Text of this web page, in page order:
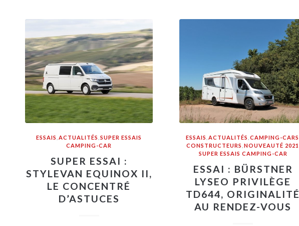
ESSAIS ,ACTUALITÉS ,SUPER ESSAIS
CAMPING-CAR
SUPER ESSAI :
STYLEVAN EQUINOX II,
LE CONCENTRÉ
D’ASTUCES
ESSAIS ,ACTUALITÉS ,CAMPING-CARS
CONSTRUCTEURS NOUVEAUTÉ 2021
SUPER ESSAIS CAMPING-CAR
ESSAI : BÜRSTNER
LYSEO PRIVILÈGE
TD644, ORIGINALITÉ
AU RENDEZ-VOUS